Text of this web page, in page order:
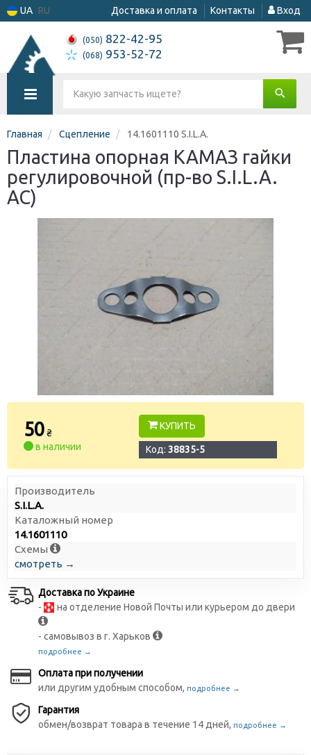
UA RU Доставка и оплата Контакты Вход
(050) 822-42-95
(068) 953-52-72
Главная Сцепление 14.1601110 S.I.L.A.
Пластина опорная КАМАЗ гайки
регулировочной (пр-во S.I.L.A.
AC)
50₴
в наличии
КУПИТЬ
Код: 38835-5
Производитель
S.I.L.A.
Каталожный номер
14.1601110
Схемы
смотреть →
Доставка по Украине
-
на отделение Новой Почты или курьером до двери
- самовывоз в г. Харьков
подробнее →
Оплата при получении
или другим удобным способом, подробнее →
Гарантия
обмен/возврат товара в течение 14 дней, подробнее →